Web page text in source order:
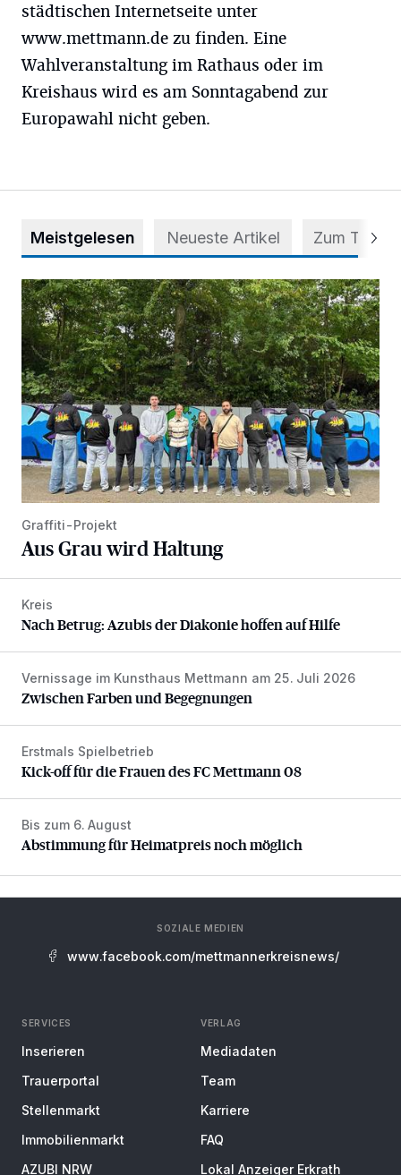
städtischen Internetseite unter
www.mettmann.de zu finden. Eine
Wahlveranstaltung im Rathaus oder im
Kreishaus wird es am Sonntagabend zur
Europawahl nicht geben.
Meistgelesen Neueste Artikel Zum Thema
Aus Grau wird Haltung
Graffiti-Projekt
Aus Grau wird Haltung
Nach Betrug: Azubis der Diakonie hoffen auf Hilfe
Kreis
Nach Betrug: Azubis der Diakonie hoffen auf Hilfe
Zwischen Farben und Begegnungen
Vernissage im Kunsthaus Mettmann am 25. Juli 2026
Zwischen Farben und Begegnungen
Kick-off für die Frauen des FC Mettmann 08
Erstmals Spielbetrieb
Kick-off für die Frauen des FC Mettmann 08
Abstimmung für Heimatpreis noch möglich
Bis zum 6. August
Abstimmung für Heimatpreis noch möglich
SOZIALE MEDIEN
www.facebook.com/mettmannerkreisnews/
SERVICES
Inserieren
Trauerportal
Stellenmarkt
Immobilienmarkt
AZUBI NRW
VERLAG
Mediadaten
Team
Karriere
FAQ
Lokal Anzeiger Erkrath